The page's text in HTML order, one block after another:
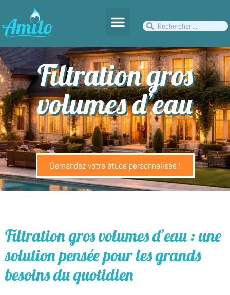
Filtration gros
volumes d’eau
Demandez votre étude personnalisée !
Filtration gros volumes d’eau : une
solution pensée pour les grands
besoins du quotidien